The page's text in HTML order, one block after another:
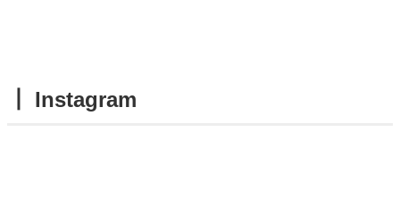
┃ Instagram